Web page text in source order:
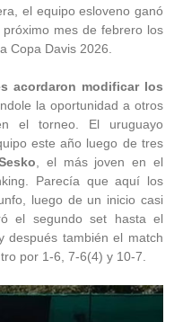
el equipo esloveno ganó
mes de febrero los
Copa Davis 2026.
acordaron modificar los
la oportunidad a otros
el torneo. El uruguayo
este año luego de tres
, el más joven en el
Parecía que aquí los
luego de un inicio casi
el segundo set hasta el
después también el match
por 1-6, 7-6(4) y 10-7.